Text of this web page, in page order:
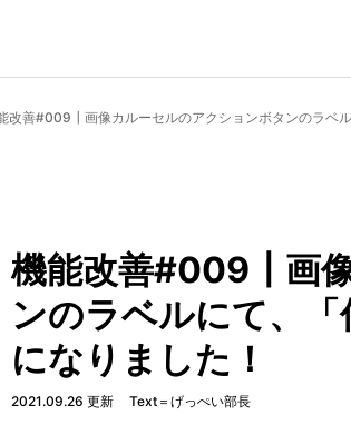
改善#009┃画像カルーセルのアクションボタンのラベ
機能改善#009┃画
ンのラベルにて、
になりました！
2021.09.26 更新 Text＝げっぺい部長